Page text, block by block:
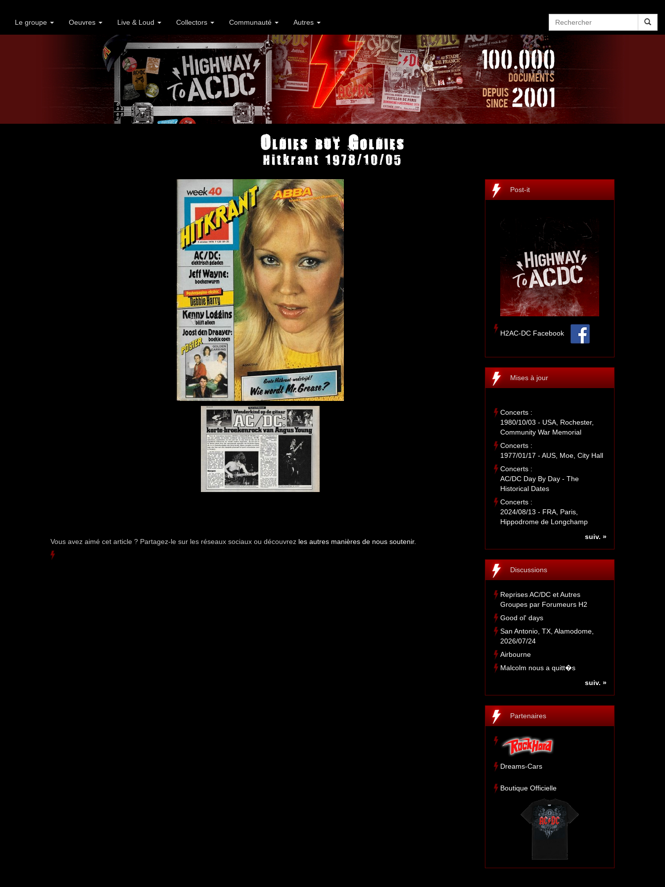
Le groupe Oeuvres Live & Loud Collectors Communauté Autres
Oldies but Goldies
Hitkrant 1978/10/05
Vous avez aimé cet article ? Partagez-le sur les réseaux sociaux ou découvrez les autres manières de nous soutenir.
Post-it
H2AC-DC Facebook
Mises à jour
Concerts :
1980/10/03 - USA, Rochester,
Community War Memorial
Concerts :
1977/01/17 - AUS, Moe, City Hall
Concerts :
AC/DC Day By Day - The
Historical Dates
Concerts :
2024/08/13 - FRA, Paris,
Hippodrome de Longchamp
suiv. »
Discussions
Reprises AC/DC et Autres
Groupes par Forumeurs H2
Good ol' days
San Antonio, TX, Alamodome,
2026/07/24
Airbourne
Malcolm nous a quitt�s
suiv. »
Partenaires
Dreams-Cars
Boutique Officielle